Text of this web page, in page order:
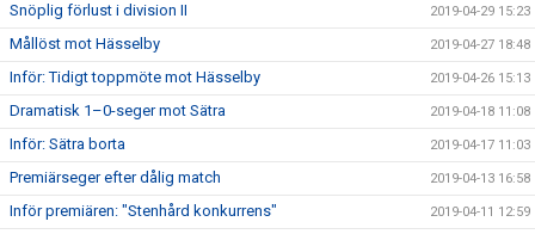
Snöplig förlust i division II 2019-04-29 15:23
Mållöst mot Hässelby 2019-04-27 18:48
Inför: Tidigt toppmöte mot Hässelby 2019-04-26 15:13
Dramatisk 1–0-seger mot Sätra 2019-04-18 11:08
Inför: Sätra borta 2019-04-17 11:03
Premiärseger efter dålig match 2019-04-13 16:58
Inför premiären: "Stenhård konkurrens" 2019-04-11 12:59